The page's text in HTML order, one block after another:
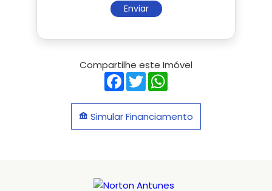
Enviar
Compartilhe este Imóvel
Facebook
Twitter
Simular Financiamento